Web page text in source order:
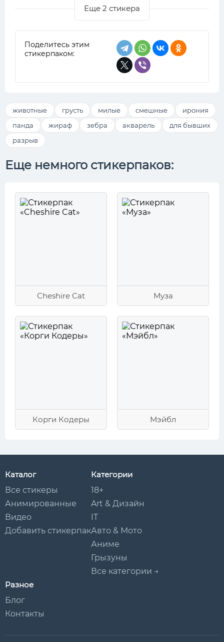
Еще 2 стикера
Поделитесь этим
стикерпаком:
животные грусть милые смешные
ирония
панда
жираф зебра акварель
для бывших
разрыв
Еще немного стикерпаков:
Cheshire Cat Муза
Корги Кодеры Мэйбл
Каталог
Все стикеры
Анимированные
Видео
Добавить стикерпак
Категории
18+
Art & Дизайн
IT
Авто & Мото
Аниме
Грызуны
Все категории →
Разное
Блог
Контакты